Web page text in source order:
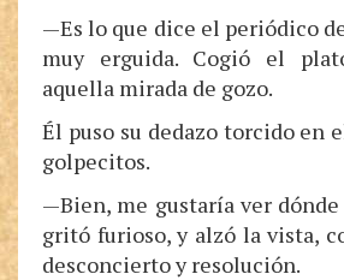
—Es lo que dice el periódico
muy erguida. Cogió el
aquella mirada de gozo.
Él puso su dedazo torcido en
golpecitos.
—Bien, me gustaría ver
gritó furioso, y alzó la vista,
desconcierto y resolución.